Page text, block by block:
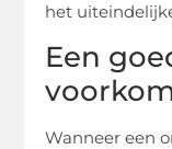
het
Een
Wanneer een